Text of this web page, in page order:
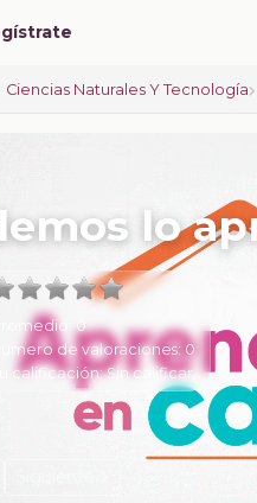
Ciencias Naturales Y Tecnología
lo
Promedio:0
Número de valoraciones: 0
Tu calificación:Sin calificar